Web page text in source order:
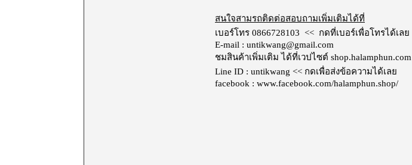
สนใจสามรถติดต่อสอบถามเพิ่มเติมได้ที่
เบอร์โทร 0866728103 << กดที่เบอร์เพื่อโทรได้เลย
E-mail : untikwang@gmail.com
ชมสินค้าเพิ่มเติม ได้ที่เวปไซต์ shop.halamphun.com
Line ID : untikwang << กดเพื่อส่งข้อความได้เลย
facebook : www.facebook.com/halamphun.shop/